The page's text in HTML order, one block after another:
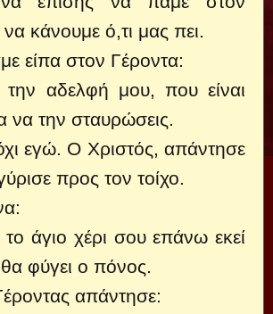
κάνουμε ό,τι μας πει.
είπα στον Γέροντα:
αδελφή μου, που είναι
να την σταυρώσεις.
εγώ. Ο Χριστός, απάντησε
προς τον τοίχο.
άγιο χέρι σου επάνω εκεί
φύγει ο πόνος.
απάντησε: